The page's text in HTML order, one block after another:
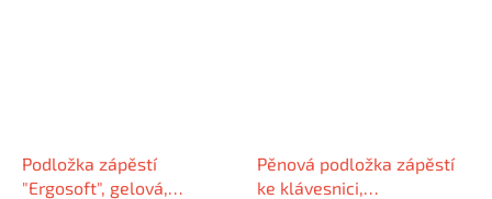
Podložka zápěstí
"Ergosoft", gelová,
Pěnová podložka zápěstí
ke klávesnici,